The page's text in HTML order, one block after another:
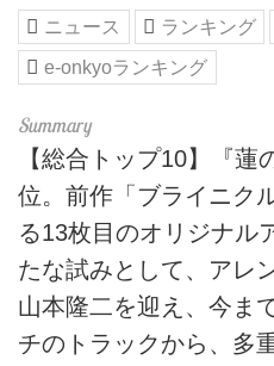
ニュース ランキング
e-onkyoランキング
【総合トップ10】『蓮
位。前作「ブライニク
る13枚目のオリジナル
たな試みとして、アレ
山本隆二を迎え、今ま
チのトラックから、多